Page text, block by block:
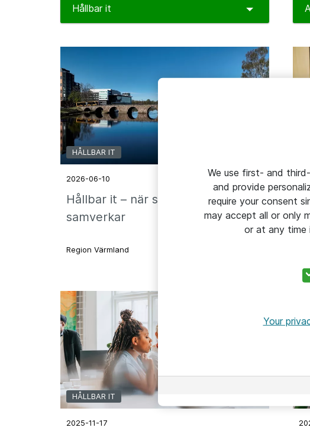
Hållbar it Toggle
HÅLLBAR IT
2026-06-10
Hållbar it – när strategier
samverkar
Region Värmland
HÅLLBAR IT
2025-11-17
We use first- and
and provide
require your consent
may accept all or only
or at any time
Your